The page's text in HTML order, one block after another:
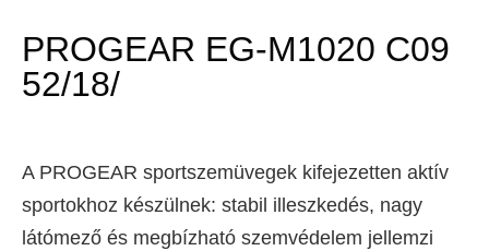
PROGEAR EG-M1020 C09
52/18/
A PROGEAR sportszemüvegek kifejezetten aktív
sportokhoz készülnek: stabil illeszkedés, nagy
látómező és megbízható szemvédelem jellemzi